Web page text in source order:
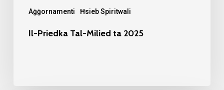
Aġġornamenti Ħsieb Spiritwali
Il-Priedka Tal-Milied ta 2025